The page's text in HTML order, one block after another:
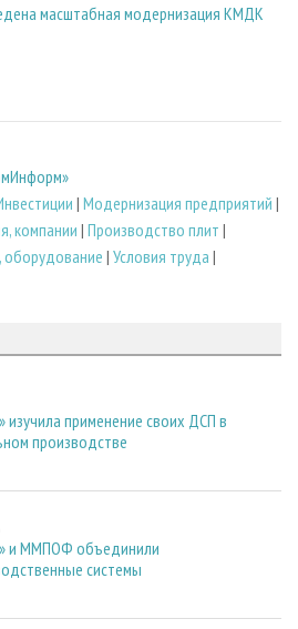
масштабная модернизация КМДК
| Модернизация предприятий |
компании| Производство плит |
оборудование | Условия труда |
изучила применение своих ДСП в
производстве
и ММПОФ объединили
системы